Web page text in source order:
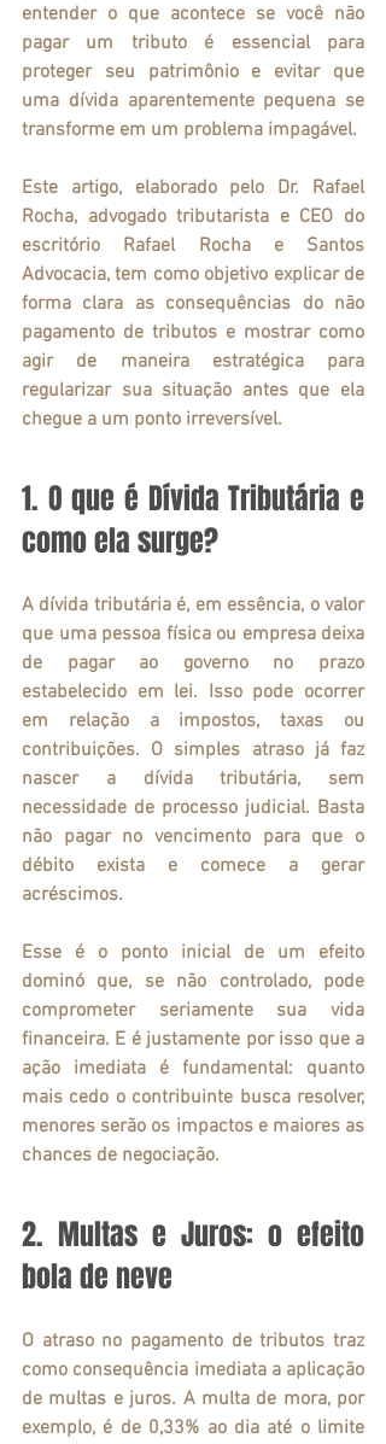
entender o que acontece se você não
pagar um tributo é essencial para
proteger seu patrimônio e evitar que
uma dívida aparentemente pequena se
transforme em um problema impagável.
Este artigo, elaborado pelo Dr. Rafael
Rocha, advogado tributarista e CEO do
escritório Rafael Rocha e Santos
Advocacia, tem como objetivo explicar de
forma clara as consequências do não
pagamento de tributos e mostrar como
agir de maneira estratégica para
regularizar sua situação antes que ela
chegue a um ponto irreversível.
1. O que é Dívida Tributária e
como ela surge?
A dívida tributária é, em essência, o valor
que uma pessoa física ou empresa deixa
de pagar ao governo no prazo
estabelecido em lei. Isso pode ocorrer
em relação a impostos, taxas ou
contribuições. O simples atraso já faz
nascer a dívida tributária, sem
necessidade de processo judicial. Basta
não pagar no vencimento para que o
débito exista e comece a gerar
acréscimos.
Esse é o ponto inicial de um efeito
dominó que, se não controlado, pode
comprometer seriamente sua vida
financeira. E é justamente por isso que a
ação imediata é fundamental: quanto
mais cedo o contribuinte busca resolver,
menores serão os impactos e maiores as
chances de negociação.
2. Multas e Juros: o efeito
bola de neve
O atraso no pagamento de tributos traz
como consequência imediata a aplicação
de multas e juros. A multa de mora, por
exemplo, é de 0,33% ao dia até o limite